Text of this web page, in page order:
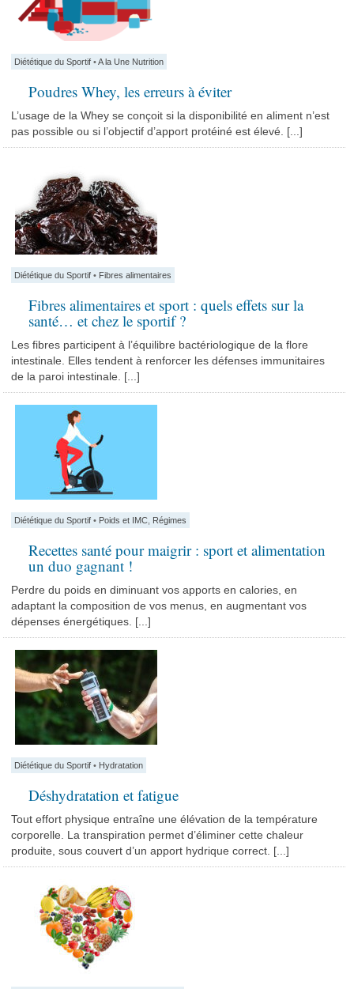
Diététique du Sportif •A la Une Nutrition
Poudres Whey, les erreurs à éviter
L’usage de la Whey se conçoit si la disponibilité en aliment n’est
pas possible ou si l’objectif d’apport protéiné est élevé. [...]
Diététique du Sportif • Fibres alimentaires
Fibres alimentaires et sport : quels effets sur la
santé… et chez le sportif ?
Les fibres participent à l’équilibre bactériologique de la flore
intestinale. Elles tendent à renforcer les défenses immunitaires
de la paroi intestinale. [...]
Diététique du Sportif • Poids et IMC Régimes
Recettes santé pour maigrir : sport et alimentation
un duo gagnant !
Perdre du poids en diminuant vos apports en calories, en
adaptant la composition de vos menus, en augmentant vos
dépenses énergétiques. [...]
Diététique du Sportif • Hydratation
Déshydratation et fatigue
Tout effort physique entraîne une élévation de la température
corporelle. La transpiration permet d’éliminer cette chaleur
produite, sous couvert d’un apport hydrique correct. [...]